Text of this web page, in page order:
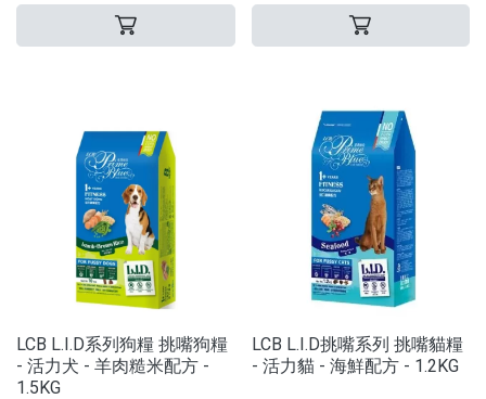
LCB L.I.D系列狗糧 挑嘴狗糧
- 活力犬 - 羊肉糙米配方 -
1.5KG
LCB L.I.D挑嘴系列 挑嘴貓糧
- 活力貓 - 海鮮配方 - 1.2KG